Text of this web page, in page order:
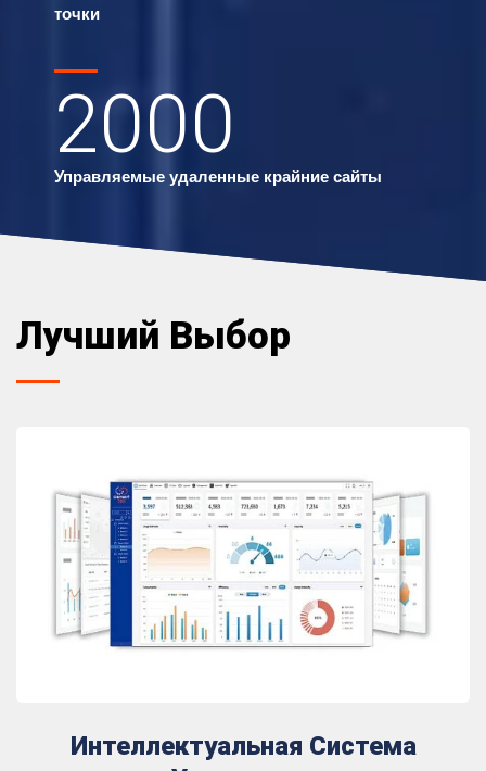
точки
2000
Управляемые удаленные крайние сайты
Лучший Выбор
Интеллектуальная Система